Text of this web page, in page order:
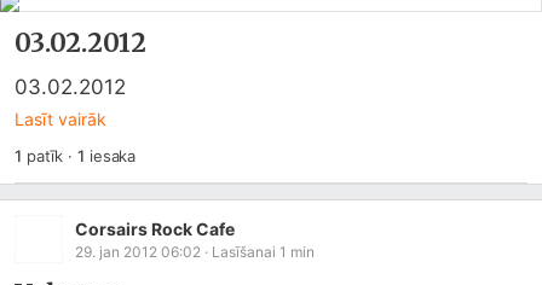
03.02.2012
03.02.2012
Lasīt vairāk
1 patīk ·1 iesaka
Corsairs Rock Cafe
29. jan 2012 06:02 · Lasīšanai 1 min